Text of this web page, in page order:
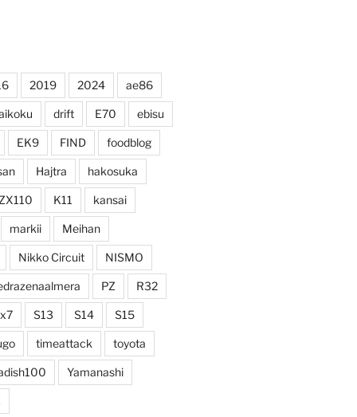
2019 2024 ae86
drift E70 ebisu
EK9 FIND foodblog
Hajtra hakosuka
K11 kansai
markii Meihan
Nikko Circuit NISMO
PZ R32
S13 S14 S15
timeattack toyota
Yamanashi